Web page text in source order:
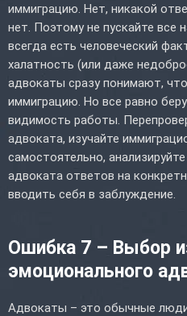
иммиграцию. Нет, никакой
нет. Поэтому не пускайте все
всегда есть человеческий
халатность (или даже
адвокаты сразу понимают,
иммиграцию. Но все равно
видимость работы.
адвоката, изучайте
самостоятельно,
адвоката ответов на
вводить себя в заблуждение.
Ошибка 7 – Выбор
эмоционального
Адвокаты – это обычные